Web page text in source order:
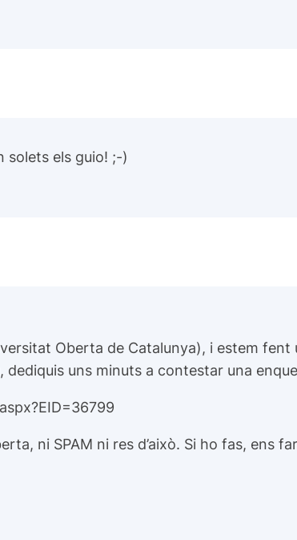
solets els guio! ;-)
Oberta de Catalunya), i estem
dediquis uns minuts a contestar una
ni SPAM ni res d’això. Si ho fas, ens